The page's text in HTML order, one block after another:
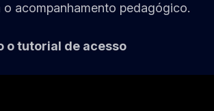
o acompanhamento pedagógico.
o tutorial de acesso